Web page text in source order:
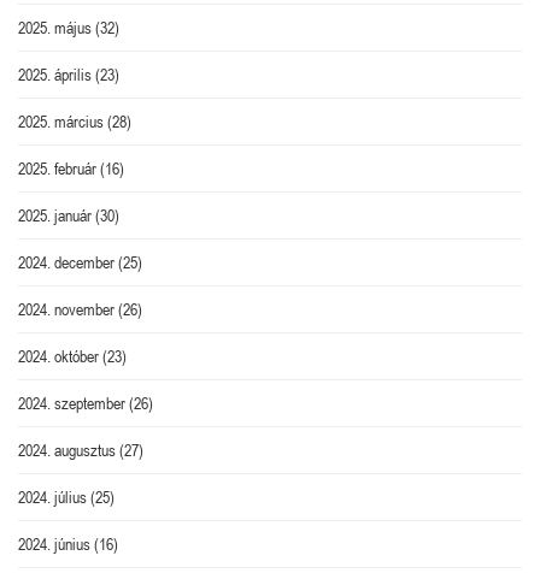
2025. május(32)
2025. április(23)
2025. március(28)
2025. február(16)
2025. január(30)
2024. december(25)
2024. november(26)
2024. október(23)
2024. szeptember(26)
2024. augusztus(27)
2024. július(25)
2024. június(16)